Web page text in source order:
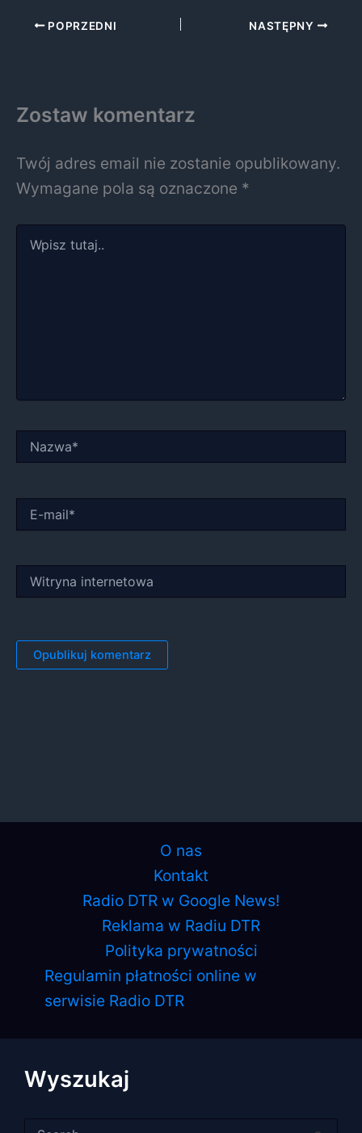
POPRZEDNI NASTĘPNY
Zostaw komentarz
Twój adres email nie zostanie opublikowany.
Wymagane pola są oznaczone *
tutaj..
mail*
internetowa
O nas
Kontakt
Radio DTR w Google News!
Reklama w Radiu DTR
Polityka prywatności
Regulamin płatności online w
serwisie Radio DTR
Wyszukaj